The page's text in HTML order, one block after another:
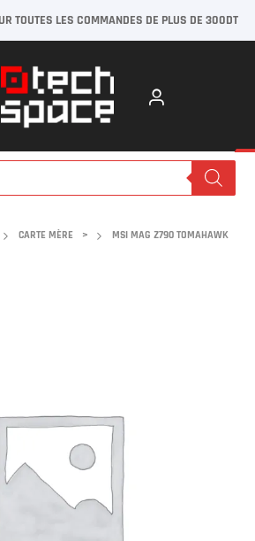
TOUTES LES COMMANDES DE PLUS DE 300DT
CARTE MÈRE >
MSI MAG Z790 TOMAHAWK